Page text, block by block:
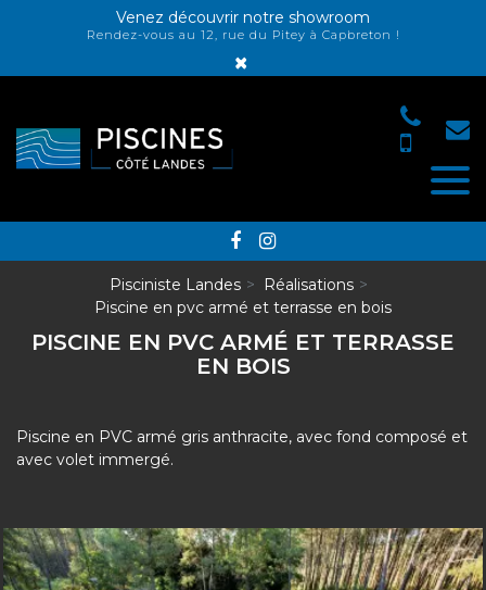
Venez découvrir notre showroom
Rendez-vous au 12, rue du Pitey à Capbreton !
×
Pisciniste Landes
Réalisations
Piscine en pvc armé et terrasse en bois
PISCINE EN PVC ARMÉ ET TERRASSE
EN BOIS
Piscine en PVC armé gris anthracite, avec fond composé et
avec volet immergé.
Panneau de gestion des cookies